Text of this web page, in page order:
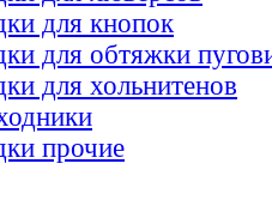
для кнопок
для обтяжки
для хольнитенов
прочие